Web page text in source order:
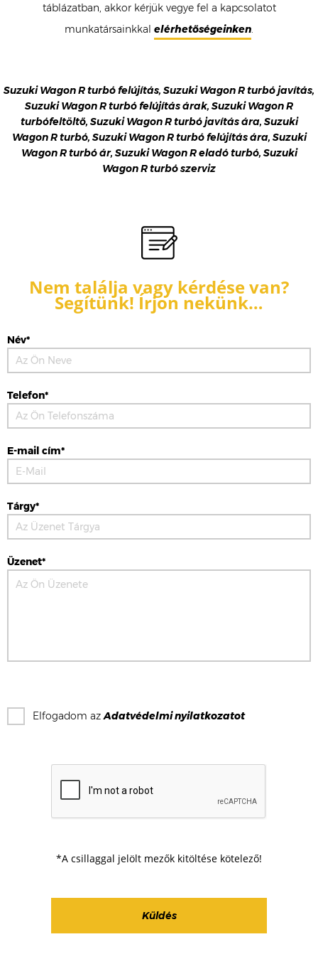
táblázatban, akkor kérjük vegye fel a kapcsolatot
munkatársainkkal elérhetőségeinken.
Suzuki Wagon R turbó felújítás, Suzuki Wagon R turbó javítás,
Suzuki Wagon R turbó felújítás árak, Suzuki Wagon R
turbófeltöltő, Suzuki Wagon R turbó javítás ára, Suzuki
Wagon R turbó, Suzuki Wagon R turbó felújítás ára, Suzuki
Wagon R turbó ár, Suzuki Wagon R eladó turbó, Suzuki
Wagon R turbó szerviz
Nem találja vagy kérdése van?
Segítünk! Írjon nekünk…
Név*
Telefon*
E-mail cím*
Tárgy*
Üzenet*
Elfogadom azAdatvédelmi nyilatkozatot
*A csillaggal jelölt mezők kitöltése kötelező!